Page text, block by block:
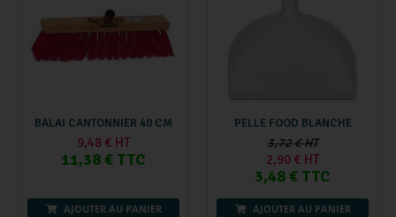
BALAI CANTONNIER 40 CM
9,48 € HT
11,38 € TTC
AJOUTER AU PANIER
PELLE FOOD BLANCHE
3,72 € HT
2,90 € HT
3,48 € TTC
AJOUTER AU PANIER